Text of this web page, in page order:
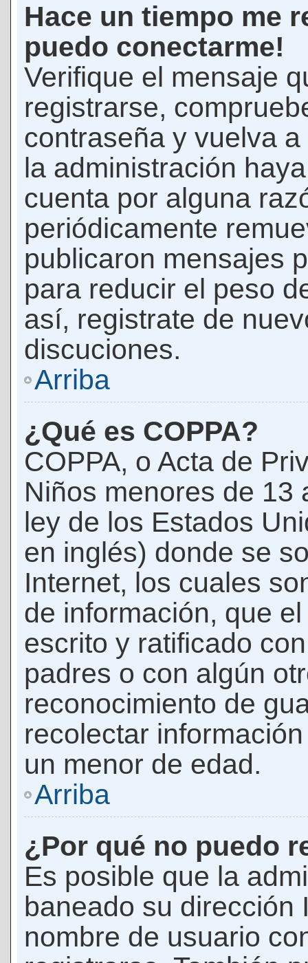
Hace un tiempo me
puedo conectarme!
Verifique el mensaje
registrarse,
contraseña y vuelva
la administración
cuenta por alguna
periódicamente
publicaron mensajes
para reducir el peso
así, registrate de
discuciones.
Arriba
¿Qué es COPPA?
COPPA, o Acta de
Niños menores de 13
ley de los Estados
en inglés) donde se
Internet, los cuales
de información, que
escrito y ratificado
padres o con algún
reconocimiento de
recolectar
un menor de edad.
Arriba
¿Por qué no puedo
Es posible que la
baneado su dirección
nombre de usuario